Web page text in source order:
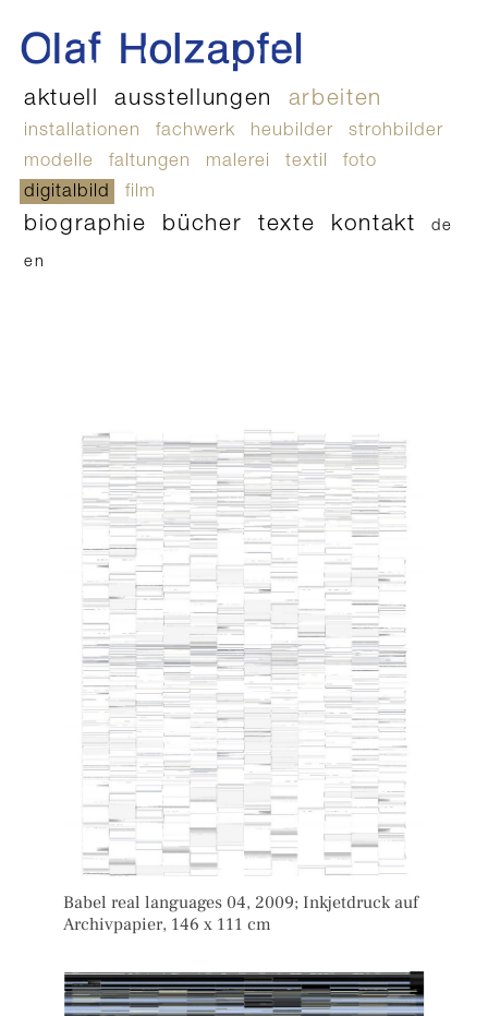
aktuell ausstellungen arbeiten
installationen fachwerk heubilder
strohbilder
modelle
faltungen malerei textil
foto
digitalbild
film
biographie bücher texte kontakt de
en
Babel real languages 04, 2009; Inkjetdruck auf
Archivpapier, 146 x 111 cm